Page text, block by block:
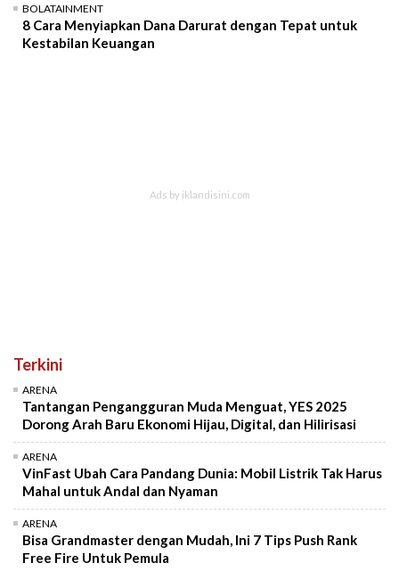
BOLATAINMENT
8 Cara Menyiapkan Dana Darurat dengan Tepat untuk
Kestabilan Keuangan
Terkini
ARENA
Tantangan Pengangguran Muda Menguat, YES 2025
Dorong Arah Baru Ekonomi Hijau, Digital, dan Hilirisasi
ARENA
VinFast Ubah Cara Pandang Dunia: Mobil Listrik Tak Harus
Mahal untuk Andal dan Nyaman
ARENA
Bisa Grandmaster dengan Mudah, Ini 7 Tips Push Rank
Free Fire Untuk Pemula